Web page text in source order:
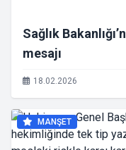
Sağlık
mesajı
18.02.2026
MANŞET